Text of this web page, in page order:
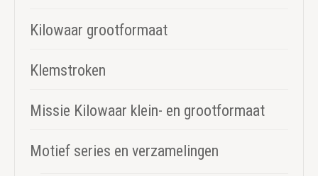
Kilowaar grootformaat
Klemstroken
Missie Kilowaar klein- en grootformaat
Motief series en verzamelingen